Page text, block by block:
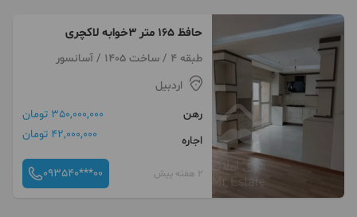
حافظ ۱۶۵ متر ۳خوابه لاکچری
طبقه 4 / ساخت 1405 / آسانسور
اردبیل
رهن
350,000,000 تومان
اجاره
42,000,000 تومان
2 هفته پیش 093540***00